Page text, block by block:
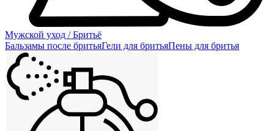
Мужской уход / Бритьё
Бальзамы после бритьяГели для бритьяПены для бритья